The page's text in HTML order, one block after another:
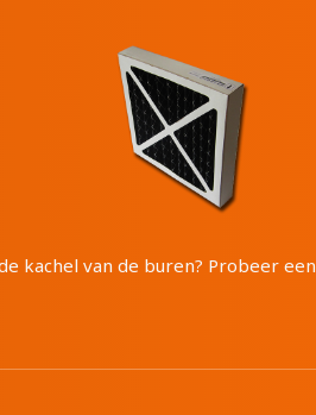
kachel van de buren? Probeer een